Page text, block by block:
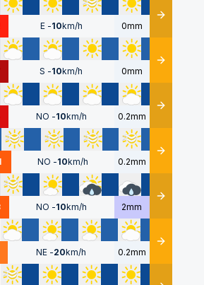
E -10km/h 0mm Détails
S -10km/h 0mm Détails
NO -10km/h 0.2mm Détails
NO -10km/h 0.2mm Détails
NO -10km/h 2mm Détails
NE -20km/h 0.2mm Détails